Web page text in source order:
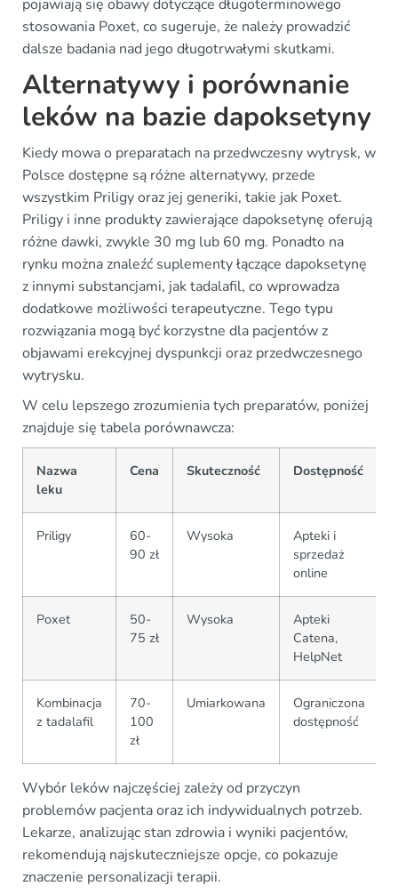
pojawiają się obawy dotyczące długoterminowego
stosowania Poxet, co sugeruje, że należy prowadzić
dalsze badania nad jego długotrwałymi skutkami.
Alternatywy i porównanie
leków na bazie dapoksetyny
Kiedy mowa o preparatach na przedwczesny wytrysk, w
Polsce dostępne są różne alternatywy, przede
wszystkim Priligy oraz jej generiki, takie jak Poxet.
Priligy i inne produkty zawierające dapoksetynę oferują
różne dawki, zwykle 30 mg lub 60 mg. Ponadto na
rynku można znaleźć suplementy łączące dapoksetynę
z innymi substancjami, jak tadalafil, co wprowadza
dodatkowe możliwości terapeutyczne. Tego typu
rozwiązania mogą być korzystne dla pacjentów z
objawami erekcyjnej dyspunkcji oraz przedwczesnego
wytrysku.
W celu lepszego zrozumienia tych preparatów, poniżej
znajduje się tabela porównawcza:
Nazwa
leku
Cena Skuteczność Dostępność
Priligy
60-
90 zł
Wysoka
Apteki i
sprzedaż
online
Poxet
50-
75 zł
Wysoka
Apteki
Catena,
HelpNet
Kombinacja
z tadalafil
70-
100
zł
Umiarkowana
Ograniczona
dostępność
Wybór leków najczęściej zależy od przyczyn
problemów pacjenta oraz ich indywidualnych potrzeb.
Lekarze, analizując stan zdrowia i wyniki pacjentów,
rekomendują najskuteczniejsze opcje, co pokazuje
znaczenie personalizacji terapii.